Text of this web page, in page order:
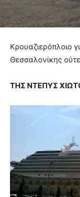
Kρουαζιερόπλοιο
Θεσσαλονίκης
ΤΗΣ ΝΤΕΠΥΣ